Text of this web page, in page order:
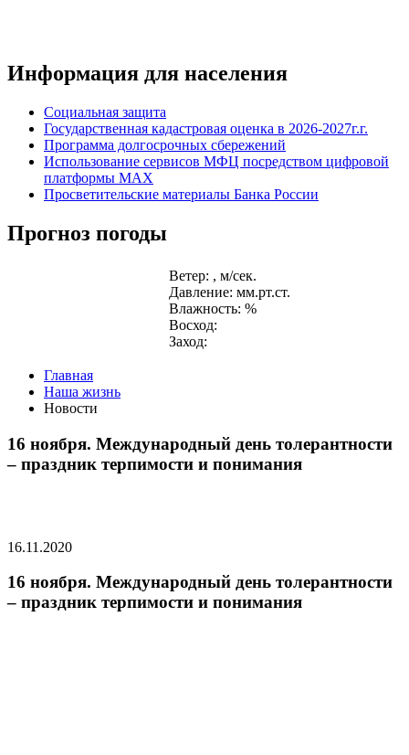
Информация для населения
Социальная защита
Государственная кадастровая оценка в 2026-2027г.г.
Программа долгосрочных сбережений
Использование сервисов МФЦ посредством цифровой
платформы MAX
Просветительские материалы Банка России
Прогноз погоды
Ветер: , м/сек.
Давление: мм.рт.ст.
Влажность: %
Восход:
Заход:
Главная
Наша жизнь
Новости
16 ноября. Международный день толерантности
– праздник терпимости и понимания
16.11.2020
16 ноября. Международный день толерантности
– праздник терпимости и понимания